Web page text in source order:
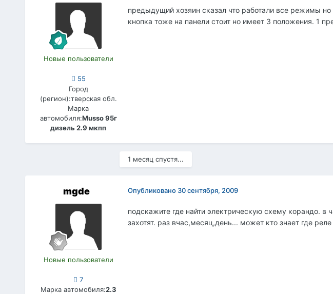
Новые пользователи
55
Город
(регион):тверская обл.
Марка
автомобиля:Musso 95г
дизель 2.9 мкпп
предыдущий хозяин сказал что работали все режимы но
кнопка тоже на панели стоит но имеет 3 положения. 1
1 месяц спустя...
mgde
Новые пользователи
7
Марка автомобиля:2.3
Опубликовано 30 сентября, 2009
подскажите где найти электрическую схему корандо. в
захотят. раз вчас,месяц,день... может кто знает где реле